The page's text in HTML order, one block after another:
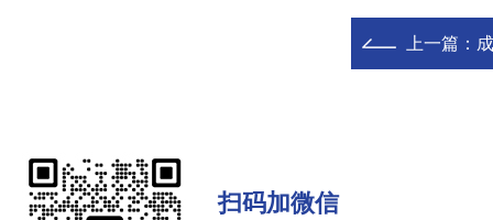
上一篇：
扫码加微信